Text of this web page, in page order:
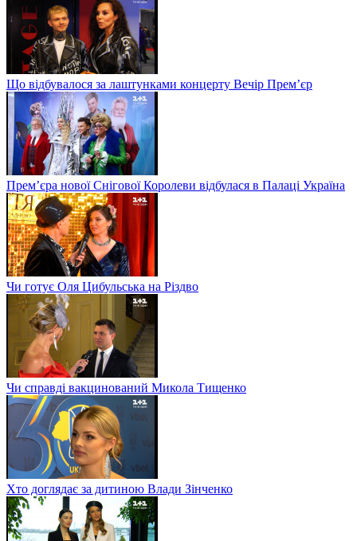
Що відбувалося за лаштунками концерту Вечір Прем’єр
Прем’єра нової Снігової Королеви відбулася в Палаці Україна
Чи готує Оля Цибульська на Різдво
Чи справді вакцинований Микола Тищенко
Хто доглядає за дитиною Влади Зінченко